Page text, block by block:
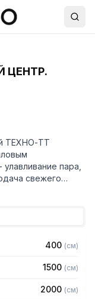
ЦЕНТР.
ТЕХНО-ТТ
пара,
свежего
на микроклимате
Поэтому это
в помещении и
400 (см)
1500 (см)
2000 (см)